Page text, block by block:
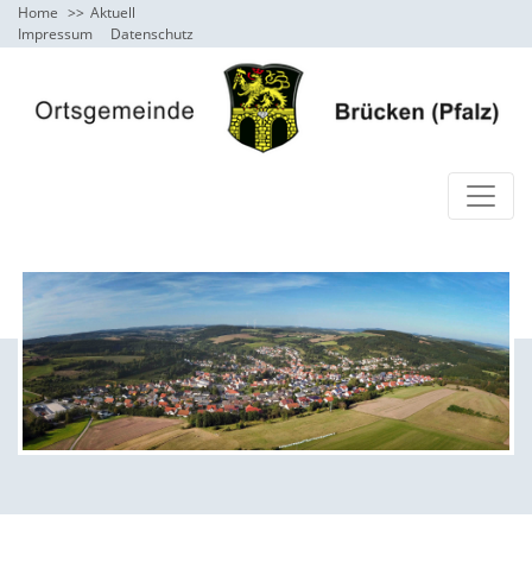
Home
Aktuell
Impressum
Datenschutz